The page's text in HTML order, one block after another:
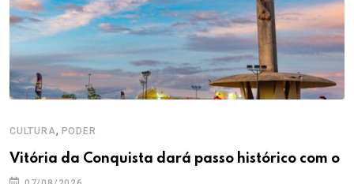
CULTURA, PODER
Vitória da Conquista dará passo histórico com o